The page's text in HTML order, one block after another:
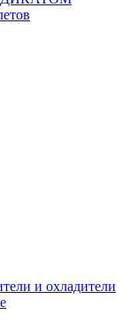
и охладители